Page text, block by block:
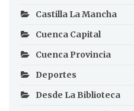
Castilla La Mancha
Cuenca Capital
Cuenca Provincia
Deportes
Desde La Biblioteca